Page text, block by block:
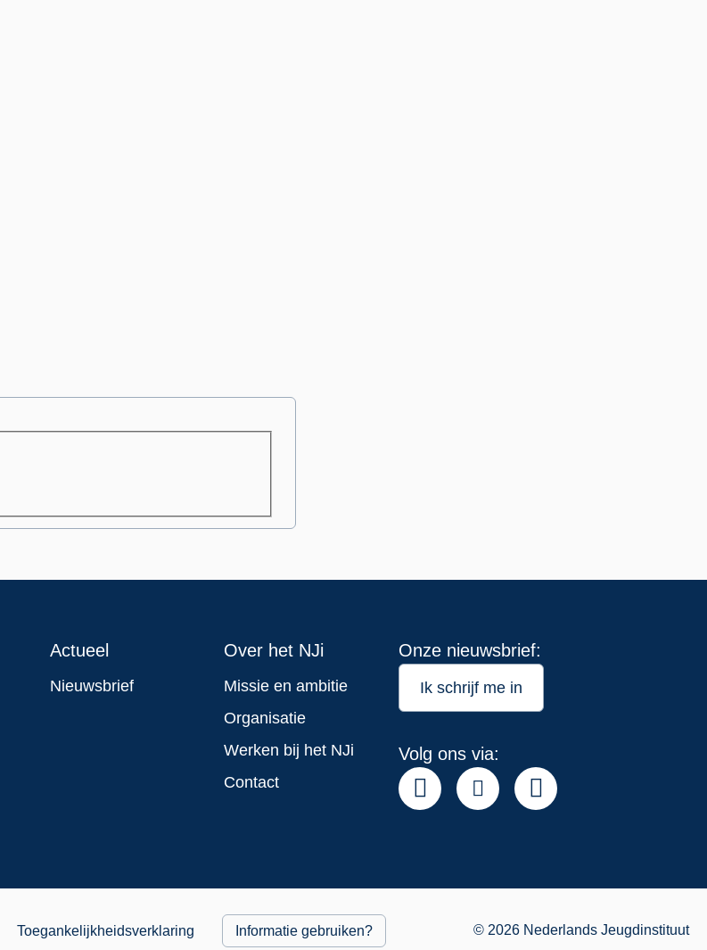
Actueel
Nieuwsbrief
Over het NJi
Missie en ambitie
Organisatie
Werken bij het NJi
Contact
Onze nieuwsbrief:
Ik schrijf me in
Volg ons via:
Toegankelijkheidsverklaring Informatie gebruiken? © 2026 Nederlands Jeugdinstituut